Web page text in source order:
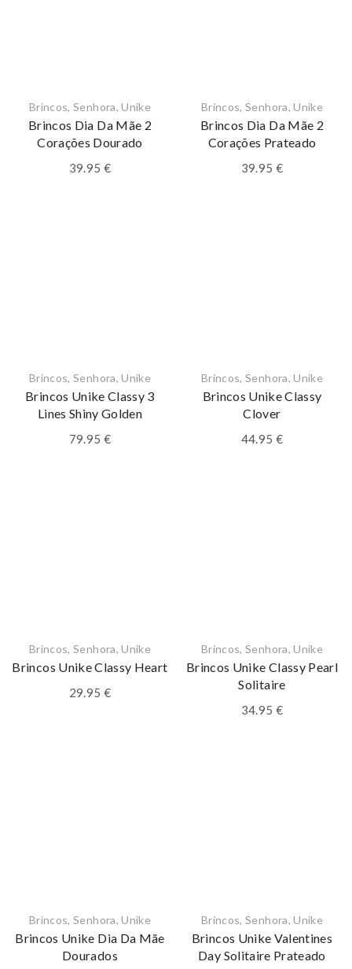
Brincos,Senhora,Unike
Brincos Dia Da Mãe 2
Corações Dourado
39.95 €
Brincos,Senhora,Unike
Brincos Dia Da Mãe 2
Corações Prateado
39.95 €
Brincos,Senhora,Unike
Brincos Unike Classy 3
Lines Shiny Golden
79.95 €
Brincos,Senhora,Unike
Brincos Unike Classy
Clover
44.95 €
Brincos,Senhora,Unike
Brincos Unike Classy Heart
29.95 €
Brincos,Senhora,Unike
Brincos Unike Classy Pearl
Solitaire
34.95 €
Brincos,Senhora,Unike
Brincos Unike Dia Da Mãe
Dourados
Brincos,Senhora,Unike
Brincos Unike Valentines
Day Solitaire Prateado